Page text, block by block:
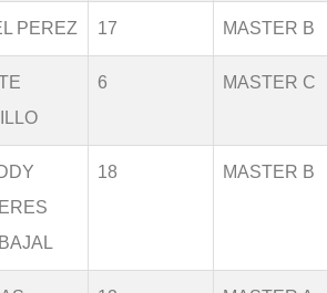
PEREZ 17 MASTER B
6 MASTER C
18 MASTER B